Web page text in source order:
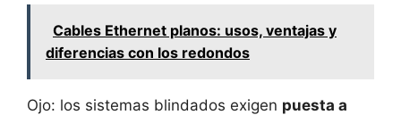
Cables Ethernet planos: usos, ventajas y
diferencias con los redondos
Ojo: los sistemas blindados exigen puesta a